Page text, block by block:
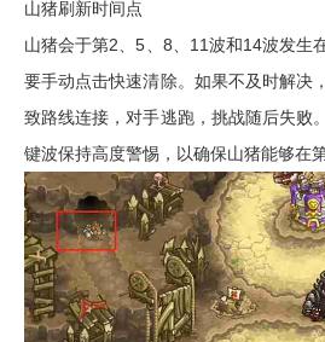
山猪刷新时间点
山猪会于第2、5、8、11波和14波发生
要手动点击快速清除。如果不及时解决
致路线连接，对手逃跑，挑战随后失败
键波保持高度警惕，以确保山猪能够在